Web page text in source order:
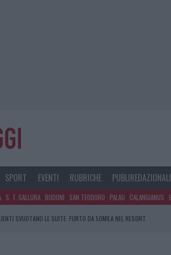
SPORT EVENTI RUBRICHE PUBLIREDAZIONALI
S. T. GALLURA BUDONI SAN TEODORO PALAU CALANGIANUS
SVUOTANO LE SUITE: FURTO DA 50MILA NEL RESORT